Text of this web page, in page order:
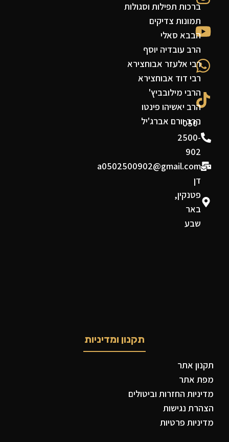
050-
2500-
902
a0502500902@gmail.com
דן
פטנקין,
באר
שבע
ברכות תפילות וסגולות
תמונות צדיקים
הבבא סאלי
הרב עובדיה יוסף
רבי אלעזר אבוחצירא
רבי דוד אבוחצירא
הרבי מילובביץ'
הרב יאשיהו פינטו
הרב יורם אברג'יל
תקנון ומדיניות
תקנון אתר
מפת אתר
מדיניות החזרות וביטולים
הצהרת נגישות
מדיניות פרטיות